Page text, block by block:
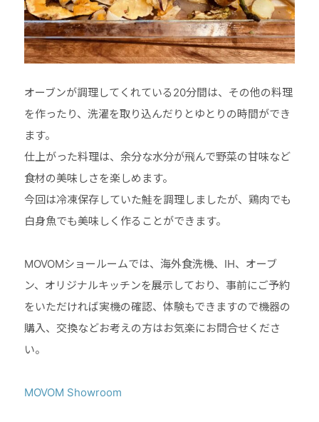
オーブンが調理してくれている20分間は、その他の料理
を作ったり、洗濯を取り込んだりとゆとりの時間ができ
ます。
仕上がった料理は、余分な水分が飛んで野菜の甘味など
食材の美味しさを楽しめます。
今回は冷凍保存していた鮭を調理しましたが、鶏肉でも
白身魚でも美味しく作ることができます。
MOVOMショールームでは、海外食洗機、IH、オーブ
ン、オリジナルキッチンを展示しており、事前にご予約
をいただければ実機の確認、体験もできますので機器の
購入、交換などお考えの方はお気楽にお問合せくださ
い。
MOVOM Showroom